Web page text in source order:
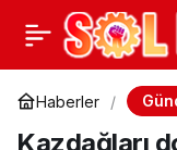
Haberler
Kazdağları
AKP’li başkan
müdürü ot